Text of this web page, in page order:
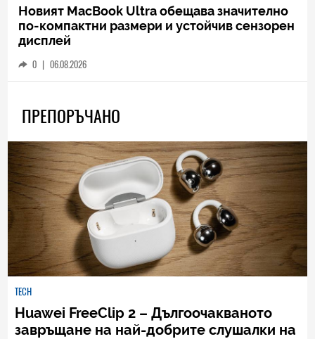
Новият MacBook Ultra обещава значително
по-компактни размери и устойчив сензорен
дисплей
0 | 06.08.2026
ПРЕПОРЪЧАНО
TECH
Huawei FreeClip 2 – Дългоочакваното
завръщане на най-добрите слушалки на